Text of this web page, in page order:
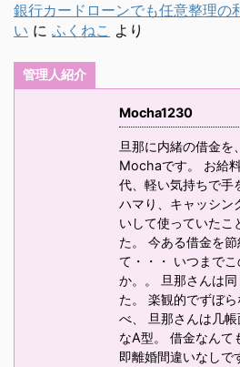
銀行カードローンでも任意整理の
い に ふくねこ より
管理人紹介
Mocha1230
旦那に内緒の借金を
Mochaです。 お給
代、軽い気持ちで手
ハマり、キャッシン
いして使っていたこ
た。 今ある借金を
て・・・ いつまで
か。。 旦那さんは
た。 楽観的でずぼ
べ、 旦那さんは几
なA型。 借金なんて
即離婚間違いなしで